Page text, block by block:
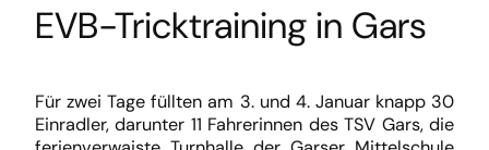
EVB-Tricktraining in Gars
Für zwei Tage füllten am 3. und 4. Januar knapp 30
Einradler, darunter 11 Fahrerinnen des TSV Gars, die